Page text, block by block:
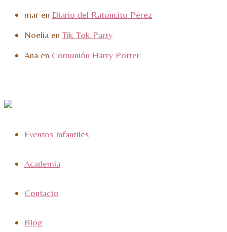
mar en Diario del Ratoncito Pérez
Noelia en Tik Tok Party
Ana en Comunión Harry Potter
Eventos Infantiles
Academia
Contacto
Blog